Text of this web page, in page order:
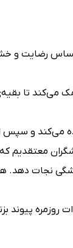
رضایت و
تا بقیه‌ی
می‌کند و سپس
معتقدیم
نجات دهد.
پیوند